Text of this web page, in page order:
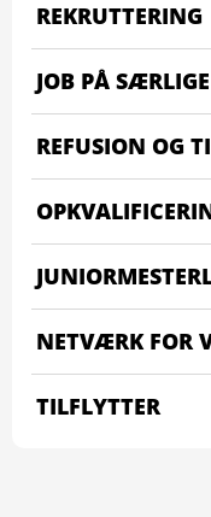
REKRUTTERING
JOB PÅ
REFUSION OG
NETVÆRK FOR
TILFLYTTER